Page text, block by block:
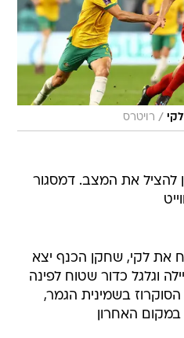
/ רויטרס
להציל את המצב. דמסגור
את לקי, שחקן הכנף יצא
וגלגל כדור שטוח לפינה
בשמינית הגמר,
האחרון